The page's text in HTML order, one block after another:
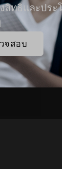
สิทธิและประ
จสอบ